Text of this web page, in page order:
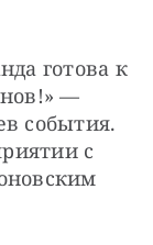
готова к
—
события.
с